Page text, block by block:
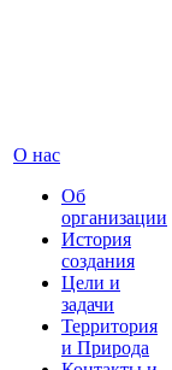
О нас
Об
организации
История
создания
Цели и
задачи
Территория
и Природа